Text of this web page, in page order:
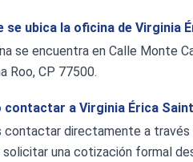
se ubica la oficina de Virginia
se encuentra en Calle Monte
Roo, CP 77500.
contactar a Virginia Érica
contactar directamente a
solicitar una cotización formal